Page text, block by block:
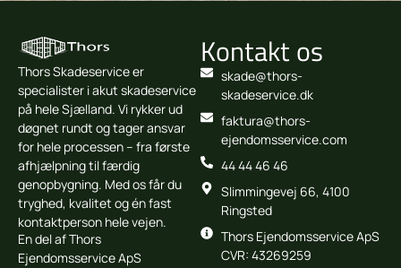
Thors Skadeservice er
specialister i akut skadeservice
på hele Sjælland. Vi rykker ud
døgnet rundt og tager ansvar
for hele processen – fra første
afhjælpning til færdig
genopbygning. Med os får du
tryghed, kvalitet og én fast
kontaktperson hele vejen.
En del af Thors
Ejendomsservice ApS
Kontakt os
skade@thors-
skadeservice.dk
faktura@thors-
ejendomsservice.com
44 44 46 46
Slimmingevej 66, 4100
Ringsted
Thors Ejendomsservice ApS
CVR: 43269259